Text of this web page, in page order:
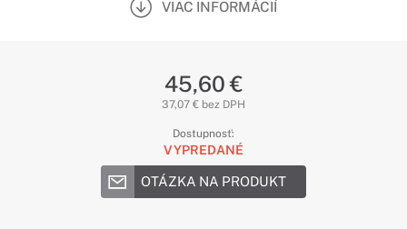
VIAC INFORMÁCIÍ
45,60 €
37,07 € bez DPH
Dostupnosť:
VYPREDANÉ
OTÁZKA NA PRODUKT